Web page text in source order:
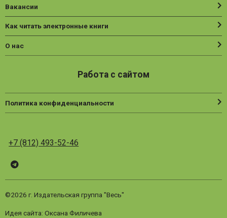
Вакансии
Как читать электронные книги
О нас
Работа с сайтом
Политика конфиденциальности
+7 (812) 493-52-46
Telegram
©2026 г. Издательская группа "Весь"
Идея сайта: Оксана Филичева